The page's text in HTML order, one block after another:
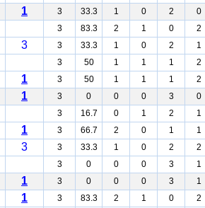
1 3 33.3 1 0 2
0
3 83.3 2 1 0
2
3 3 33.3 1 0 2
1
3 50 1 1 1
2
1 3 50 1 1 1
2
1 3 0 0 0 3
0
3 16.7 0 1 2
1
1 3 66.7 2 0 1
1
3 3 33.3 1 0 2
2
3 0 0 0 3
1
1 3 0 0 0 3
1
1 3 83.3 2 1 0
2